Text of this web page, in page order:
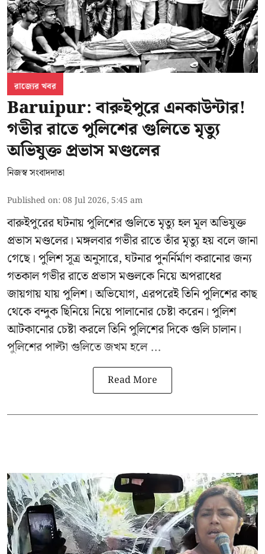
রাজ্যের খবর
Baruipur: বারুইপুরে এনকাউন্টার!
গভীর রাতে পুলিশের গুলিতে মৃত্যু
অভিযুক্ত প্রভাস মণ্ডলের
নিজস্ব সংবাদদাতা
Published on:08 Jul 2026, 5:45 am
বারুইপুরের ঘটনায় পুলিশের গুলিতে মৃত্যু হল মূল অভিযুক্ত
প্রভাস মণ্ডলের। মঙ্গলবার গভীর রাতে তাঁর মৃত্যু হয় বলে জানা
গেছে। পুলিশ সূত্র অনুসারে, ঘটনার পুনর্নির্মাণ করানোর জন্য
গতকাল গভীর রাতে প্রভাস মণ্ডলকে নিয়ে অপরাধের
জায়গায় যায় পুলিশ। অভিযোগ, এরপরেই তিনি পুলিশের কাছ
থেকে বন্দুক ছিনিয়ে নিয়ে পালানোর চেষ্টা করেন। পুলিশ
আটকানোর চেষ্টা করলে তিনি পুলিশের দিকে গুলি চালান।
পুলিশের পাল্টা গুলিতে জখম হলে ...
Read More